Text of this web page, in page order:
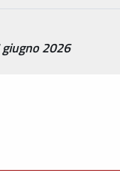
2026